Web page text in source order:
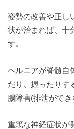
姿勢の改善や正し
状が治まれば、十
す。
ヘルニアが脊髄自
だり、握ったりす
腸障害(排泄ができ
重篤な神経症状が